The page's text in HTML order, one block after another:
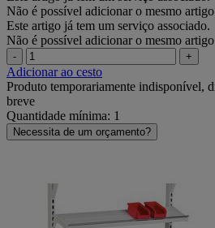
Não é possível adicionar o mesmo
Este artigo já tem um serviço associado.
Não é possível adicionar o mesmo
- +
Adicionar ao cesto
Produto temporariamente indisponível,
breve
Quantidade mínima: 1
Necessita de um orçamento?